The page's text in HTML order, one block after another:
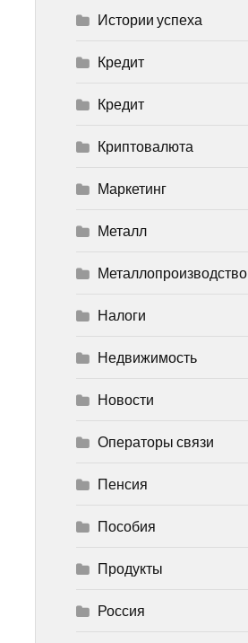
Истории успеха
Кредит
Кредит
Криптовалюта
Маркетинг
Металл
Металлопроизводство
Налоги
Недвижимость
Новости
Операторы связи
Пенсия
Пособия
Продукты
Россия